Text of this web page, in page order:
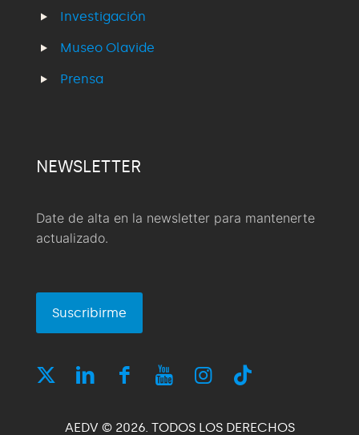
Investigación
Museo Olavide
Prensa
NEWSLETTER
Date de alta en la newsletter para mantenerte
actualizado.
Suscribirme
AEDV © 2026. TODOS LOS DERECHOS